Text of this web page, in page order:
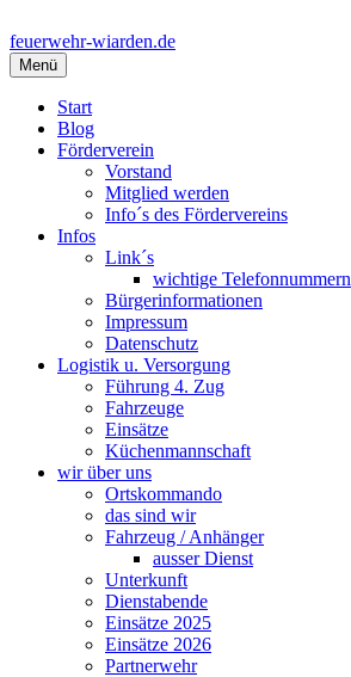
zum
Inhalt
feuerwehr-wiarden.de
Menü
Start
Blog
Förderverein
Vorstand
Mitglied werden
Info´s des Fördervereins
Infos
Link´s
wichtige Telefonnummern
Bürgerinformationen
Impressum
Datenschutz
Logistik u. Versorgung
Führung 4. Zug
Fahrzeuge
Einsätze
Küchenmannschaft
wir über uns
Ortskommando
das sind wir
Fahrzeug / Anhänger
ausser Dienst
Unterkunft
Dienstabende
Einsätze 2025
Einsätze 2026
Partnerwehr